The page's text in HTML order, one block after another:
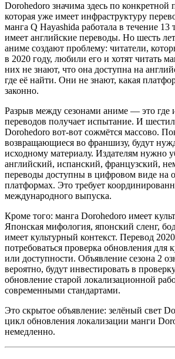
Dorohedoro значима здесь по конкретной
которая уже имеет инфраструктуру
манга Q Hayashida работала в течение 13
имеет английские переводы. Но шесть
аниме создают проблему: читатели,
в 2020 году, любили его и хотят читать
них не знают, что она доступна на
где её найти. Они не знают, какая
законно.
Разрыв между сезонами аниме — это где
переводов получает испытание. И
Dorohedoro вот-вот сожмётся массово.
возвращающиеся во франшизу, будут
исходному материалу. Издателям нужно
английский, испанский, французский,
переводы доступны в цифровом виде на
платформах. Это требует
международного выпуска.
Кроме того: манга Dorohedoro имеет
Японская мифология, японский сленг,
имеет культурный контекст. Перевод
потребоваться проверка обновления для
или доступности. Объявление сезона 2
вероятно, будут инвестировать в
обновление старой локализационной
современными стандартами.
Это скрытое объявление: зелёный свет
цикл обновления локализации манги
немедленно.